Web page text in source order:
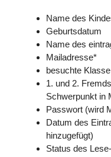
Name des
Geburtsdatum
Name des
Mailadresse*
besuchte
1. und 2.
Schwerpunkt in
Passwort (wird
Datum des
hinzugefügt)
Status des